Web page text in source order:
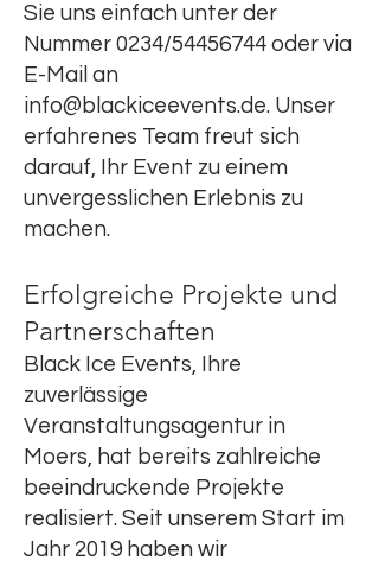
Sie uns einfach unter der
Nummer 0234/54456744 oder via
E-Mail an
info@blackiceevents.de. Unser
erfahrenes Team freut sich
darauf, Ihr Event zu einem
unvergesslichen Erlebnis zu
machen.
Erfolgreiche Projekte und
Partnerschaften
Black Ice Events, Ihre
zuverlässige
Veranstaltungsagentur in
Moers, hat bereits zahlreiche
beeindruckende Projekte
realisiert. Seit unserem Start im
Jahr 2019 haben wir